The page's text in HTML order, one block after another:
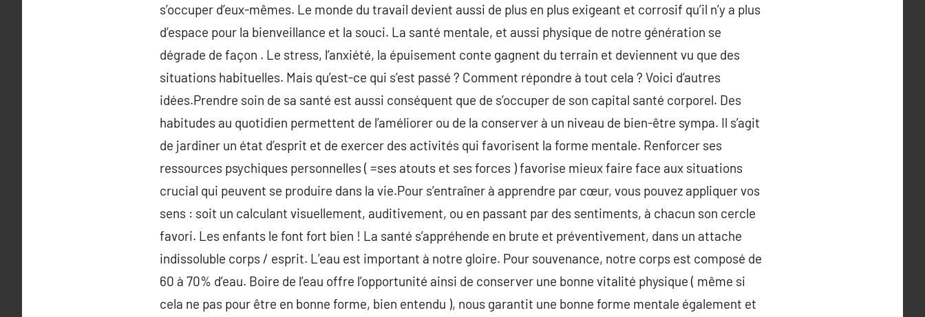
s’occuper d’eux-mêmes. Le monde du travail devient aussi de plus en plus exigeant et corrosif qu’il n’y a plus
d’espace pour la bienveillance et la souci. La santé mentale, et aussi physique de notre génération se
dégrade de façon . Le stress, l’anxiété, la épuisement conte gagnent du terrain et deviennent vu que des
situations habituelles. Mais qu’est-ce qui s’est passé ? Comment répondre à tout cela ? Voici d’autres
idées.Prendre soin de sa santé est aussi conséquent que de s’occuper de son capital santé corporel. Des
habitudes au quotidien permettent de l’améliorer ou de la conserver à un niveau de bien-être sympa. Il s’agit
de jardiner un état d’esprit et de exercer des activités qui favorisent la forme mentale. Renforcer ses
ressources psychiques personnelles ( =ses atouts et ses forces ) favorise mieux faire face aux situations
crucial qui peuvent se produire dans la vie.Pour s’entraîner à apprendre par cœur, vous pouvez appliquer vos
sens : soit un calculant visuellement, auditivement, ou en passant par des sentiments, à chacun son cercle
favori. Les enfants le font fort bien ! La santé s’appréhende en brute et préventivement, dans un attache
indissoluble corps / esprit. L’eau est important à notre gloire. Pour souvenance, notre corps est composé de
60 à 70% d’eau. Boire de l’eau offre l’opportunité ainsi de conserver une bonne vitalité physique ( même si
cela ne pas pour être en bonne forme, bien entendu ), nous garantit une bonne forme mentale également et